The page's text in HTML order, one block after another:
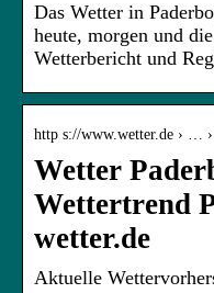
Das Wetter in
heute, morgen und
Wetterbericht und
http s://www.wetter.de › …
Wetter
Wettertrend
wetter.de
Aktuelle